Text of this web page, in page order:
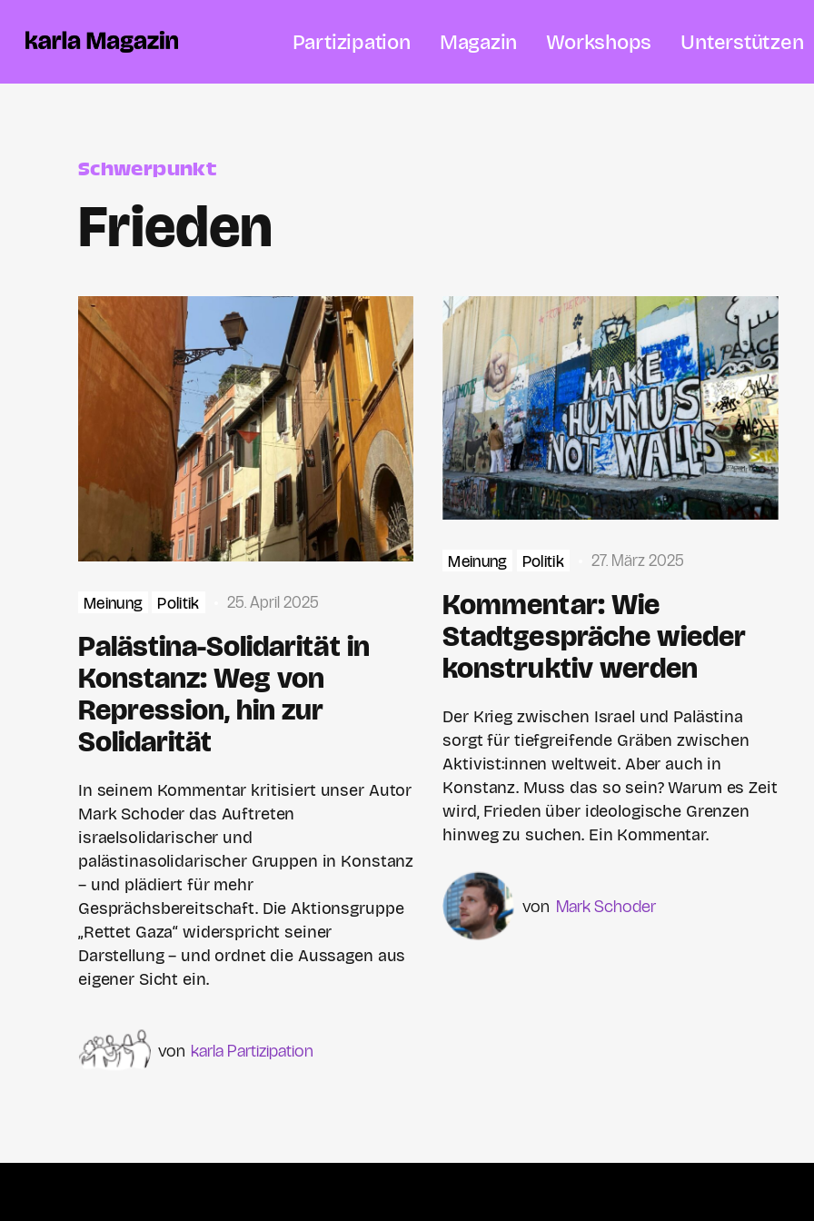
Partizipation Magazin Workshops Unterstützen
Schwerpunkt
Frieden
Meinung Politik 25. April 2025
Palästina-Solidarität in
Konstanz: Weg von
Repression, hin zur
Solidarität
In seinem Kommentar kritisiert unser Autor
Mark Schoder das Auftreten
israelsolidarischer und
palästinasolidarischer Gruppen in Konstanz
– und plädiert für mehr
Gesprächsbereitschaft. Die Aktionsgruppe
„Rettet Gaza“ widerspricht seiner
Darstellung – und ordnet die Aussagen aus
eigener Sicht ein.
karla Partizipation
Meinung Politik 27. März 2025
Kommentar: Wie
Stadtgespräche wieder
konstruktiv werden
Der Krieg zwischen Israel und Palästina
sorgt für tiefgreifende Gräben zwischen
Aktivist:innen weltweit. Aber auch in
Konstanz. Muss das so sein? Warum es Zeit
wird, Frieden über ideologische Grenzen
hinweg zu suchen. Ein Kommentar.
Mark Schoder